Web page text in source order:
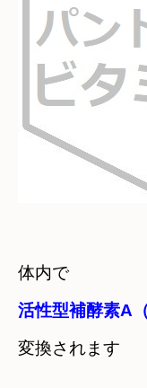
活性型補酵素A
変換されます